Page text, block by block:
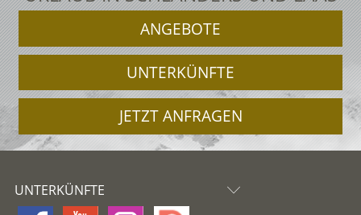
ANGEBOTE
UNTERKÜNFTE
JETZT ANFRAGEN
UNTERKÜNFTE